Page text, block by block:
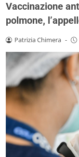
Vaccinazione
polmone,
Patrizia Chimera -